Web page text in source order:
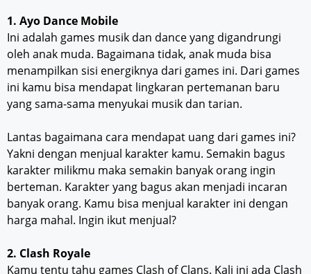
1. Ayo Dance Mobile
Ini adalah games musik dan dance yang digandrungi
oleh anak muda. Bagaimana tidak, anak muda bisa
menampilkan sisi energiknya dari games ini. Dari games
ini kamu bisa mendapat lingkaran pertemanan baru
yang sama-sama menyukai musik dan tarian.
Lantas bagaimana cara mendapat uang dari games ini?
Yakni dengan menjual karakter kamu. Semakin bagus
karakter milikmu maka semakin banyak orang ingin
berteman. Karakter yang bagus akan menjadi incaran
banyak orang. Kamu bisa menjual karakter ini dengan
harga mahal. Ingin ikut menjual?
2. Clash Royale
Kamu tentu tahu games Clash of Clans. Kali ini ada Clash